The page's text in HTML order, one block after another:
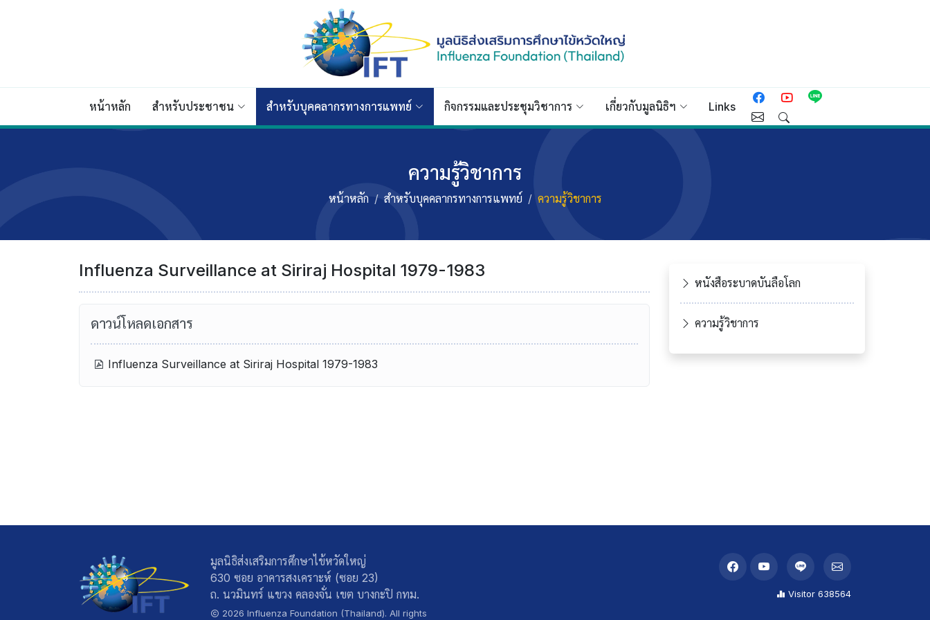
หน้าหลัก สำหรับประชาชน สำหรับบุคคลากรทางการแพทย์ กิจกรรมและประชุมวิชาการ เกี่ยวกับมูลนิธิฯ Links
ความรู้วิชาการ
หน้าหลัก สำหรับบุคคลากรทางการแพทย์ ความรู้วิชาการ
Influenza Surveillance at Siriraj Hospital 1979-1983
ดาวน์โหลดเอกสาร
Influenza Surveillance at Siriraj Hospital 1979-1983
หนังสือระบาดบันลือโลก
ความรู้วิชาการ
มูลนิธิส่งเสริมการศึกษาไข้หวัดใหญ่
630 ซอย อาคารสงเคราะห์ (ซอย 23)
ถ. นวมินทร์ แขวง คลองจั่น เขต บางกะปิ กทม.
2026 Influenza Foundation (Thailand). All rights
Visitor 638564